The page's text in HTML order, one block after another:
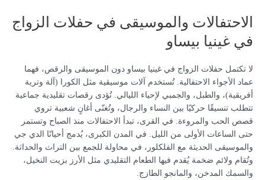
الاحتفالات والموسيقى في حفلات الزواج
في غينيا بيساو
لا تكتمل حفلات الزواج في غينيا بيساو دون الموسيقى والرقص، فهما
عماد الأجواء الاحتفالية. تُستخدم آلات موسيقية مثل الكورا (آلة وترية
أفريقية)، والطبل، والجمبي لإحياء الليالي. تُؤدى رقصات تقليدية جماعية
تتطلب تنسيقًا حركيًا بين النساء والرجال، وتُغنّى أغانٍ شعبية تروي
قصص الحب والمروءة. في القرى، تبدأ الاحتفالات منذ الصباح وتستمر
حتى الساعات الأولى من الليل. في المدن الكبرى، يُدمج أحيانًا الدي جي
والموسيقى الحديثة مع الفلكلور، في محاولة للجمع بين التراث والحداثة.
وتُقام ولائم ضخمة يُقدم فيها الطعام التقليدي مثل الأرز بزيت النخيل،
والسمك المدخن، والمانجو الطازج.